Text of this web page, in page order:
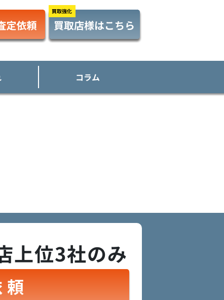
コラム
上位3社のみ
頼